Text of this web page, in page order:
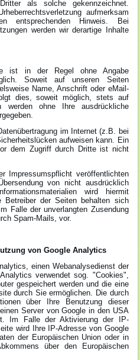
als solche gekennzeichnet.
aufmerksam
entsprechenden Hinweis. Bei
werden wir derartige Inhalte
ist in der Regel ohne Angabe
Soweit auf unseren Seiten
Name, Anschrift oder eMail-
dies, soweit möglich, stets auf
werden ohne Ihre ausdrückliche
im Internet (z.B. bei
aufweisen kann. Ein
dem Zugriff durch Dritte ist nicht
Impressumspflicht veröffentlichten
von nicht ausdrücklich
wird hiermit
Betreiber der Seiten behalten sich
Falle der unverlangten Zusendung
Spam-Mails, vor.
von Google Analytics
einen Webanalysedienst der
verwendet sog. "Cookies",
gespeichert werden und die eine
durch Sie ermöglichen. Die durch
über Ihre Benutzung dieser
Server von Google in den USA
Im Falle der Aktivierung der IP-
wird Ihre IP-Adresse von Google
der Europäischen Union oder in
über den Europäischen